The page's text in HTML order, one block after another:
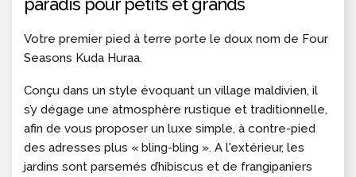
Votre premier pied à terre porte le doux nom de Four
Seasons Kuda Huraa.
Conçu dans un style évoquant un village maldivien, il
s’y dégage une atmosphère rustique et traditionnelle,
afin de vous proposer un luxe simple, à contre-pied
des adresses plus « bling-bling ». A l'extérieur, les
jardins sont parsemés d’hibiscus et de frangipaniers